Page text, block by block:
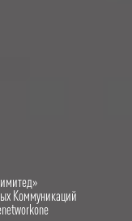
Коммуникаций